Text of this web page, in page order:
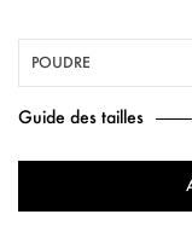
POUDRE
Guide des tailles